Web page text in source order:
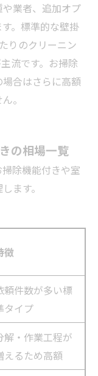
業者、追加オプ
。標準的な壁掛
りのクリーニン
流です。お掃除
合はさらに高額
。
の相場一覧
除機能付きや室
ます。
徴
頼件数が多い標
タイプ
解・作業工程が
えるため高額